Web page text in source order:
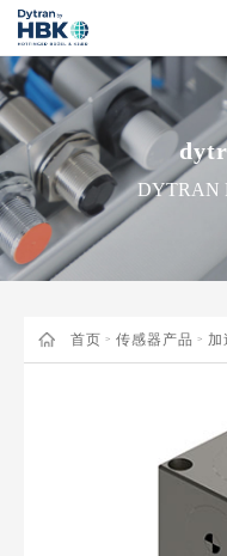
DYTRAN
首页 > 传感器产品 > 加